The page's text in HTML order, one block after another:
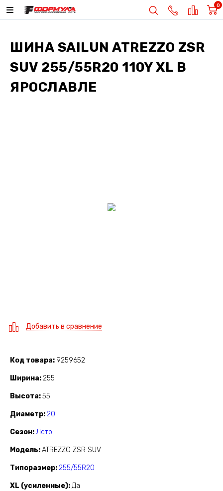
0
ШИНА SAILUN ATREZZO ZSR
SUV 255/55R20 110Y XL В
ЯРОСЛАВЛЕ
Добавить в сравнение
Код товара 9259652
Ширина 255
Высота 55
Диаметр 20
Сезон Лето
Модель ATREZZO ZSR SUV
Типоразмер 255/55R20
XL (усиленные) Да